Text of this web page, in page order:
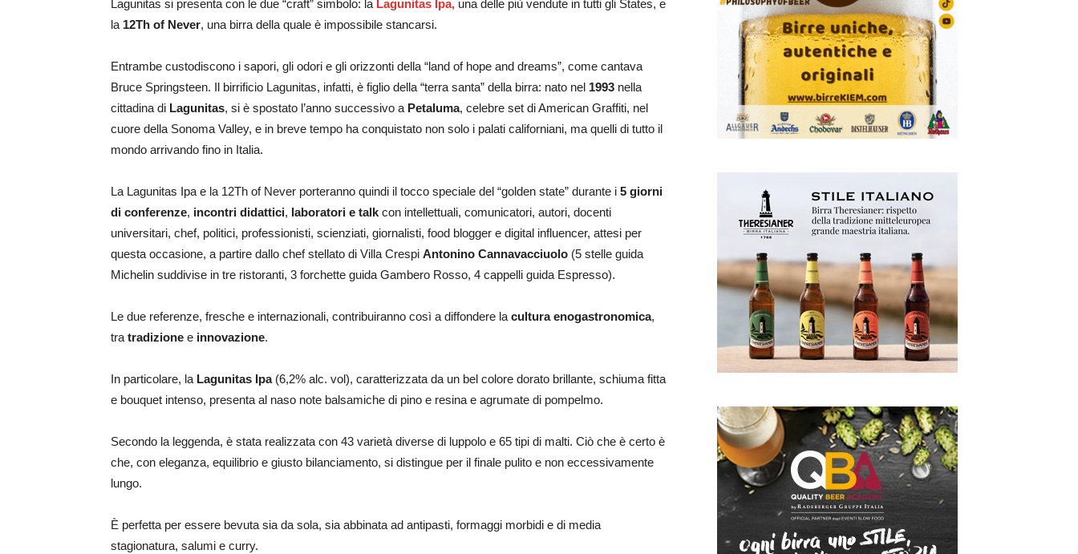
Lagunitas si presenta con le due “craft” simbolo: la Lagunitas Ipa, una delle più vendute in tutti gli States, e
la 12Th of Never, una birra della quale è impossibile stancarsi.
Entrambe custodiscono i sapori, gli odori e gli orizzonti della “land of hope and dreams”, come cantava
Bruce Springsteen. Il birrificio Lagunitas, infatti, è figlio della “terra santa” della birra: nato nel 1993 nella
cittadina di Lagunitas, si è spostato l’anno successivo a Petaluma, celebre set di American Graffiti, nel
cuore della Sonoma Valley, e in breve tempo ha conquistato non solo i palati californiani, ma quelli di tutto il
mondo arrivando fino in Italia.
La Lagunitas Ipa e la 12Th of Never porteranno quindi il tocco speciale del “golden state” durante i 5 giorni
di conferenze, incontri didattici, laboratori e talk con intellettuali, comunicatori, autori, docenti
universitari, chef, politici, professionisti, scienziati, giornalisti, food blogger e digital influencer, attesi per
questa occasione, a partire dallo chef stellato di Villa Crespi Antonino Cannavacciuolo (5 stelle guida
Michelin suddivise in tre ristoranti, 3 forchette guida Gambero Rosso, 4 cappelli guida Espresso).
Le due referenze, fresche e internazionali, contribuiranno così a diffondere la cultura enogastronomica,
tra tradizione e innovazione.
In particolare, la Lagunitas Ipa(6,2% alc. vol), caratterizzata da un bel colore dorato brillante, schiuma fitta
e bouquet intenso, presenta al naso note balsamiche di pino e resina e agrumate di pompelmo.
Secondo la leggenda, è stata realizzata con 43 varietà diverse di luppolo e 65 tipi di malti. Ciò che è certo è
che, con eleganza, equilibrio e giusto bilanciamento, si distingue per il finale pulito e non eccessivamente
lungo.
È perfetta per essere bevuta sia da sola, sia abbinata ad antipasti, formaggi morbidi e di media
stagionatura, salumi e curry.